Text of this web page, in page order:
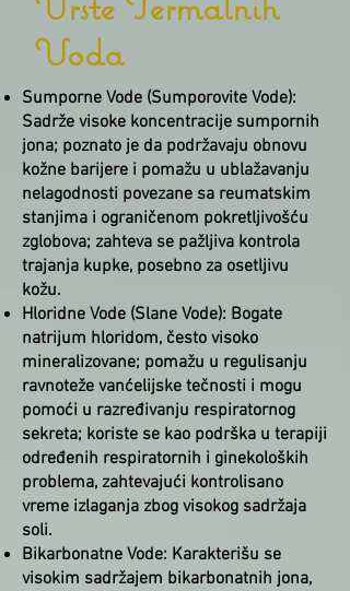
Voda
Sumporne Vode (Sumporovite Vode):
Sadrže visoke koncentracije sumpornih
jona; poznato je da podržavaju obnovu
kožne barijere i pomažu u ublažavanju
nelagodnosti povezane sa reumatskim
stanjima i ograničenom pokretljivošću
zglobova; zahteva se pažljiva kontrola
trajanja kupke, posebno za osetljivu
kožu.
Hloridne Vode (Slane Vode): Bogate
natrijum hloridom, često visoko
mineralizovane; pomažu u regulisanju
ravnoteže vanćelijske tečnosti i mogu
pomoći u razređivanju respiratornog
sekreta; koriste se kao podrška u terapiji
određenih respiratornih i ginekoloških
problema, zahtevajući kontrolisano
vreme izlaganja zbog visokog sadržaja
soli.
Bikarbonatne Vode: Karakterišu se
visokim sadržajem bikarbonatnih jona,